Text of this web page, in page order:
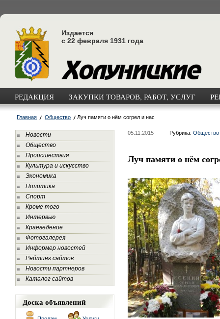
Издается
с 22 февраля 1931 года
РЕДАКЦИЯ ЗАКУПКИ ТОВАРОВ, РАБОТ, УСЛУГ
Главная Общество Луч памяти о нём согрел и нас
Новости
Общество
Происшествия
Культура и искусство
Экономика
Политика
Спорт
Кроме того
Интервью
Краеведение
Фотогалерея
Информер новостей
Рейтинг сайтов
Новости партнеров
Каталог сайтов
Доска объявлений
05.11.2015 Рубрика: Общество
Луч памяти о нём